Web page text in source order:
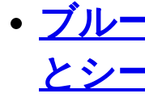
ブル
とシ